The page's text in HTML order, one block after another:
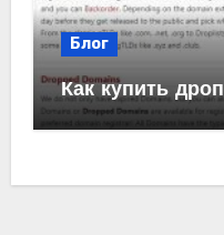
Блог
Как купить дроп